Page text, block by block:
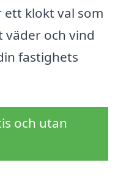
klokt val som
väder och vind
fastighets
och utan